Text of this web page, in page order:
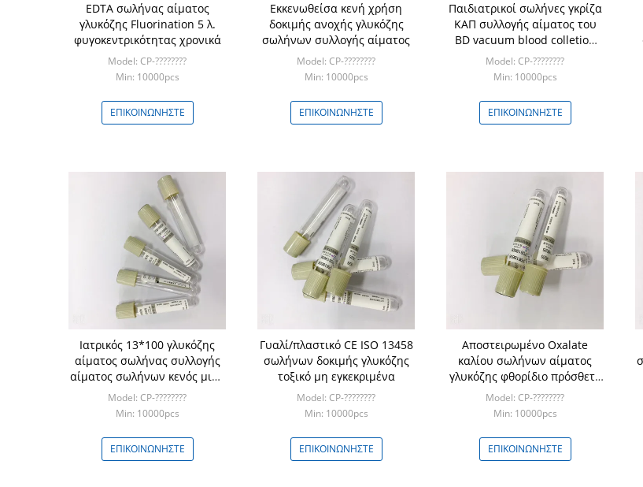
EDTA σωλήνας αίματος
γλυκόζης Fluorination 5 λ.
φυγοκεντρικότητας χρονικά
Model: CP-????????
Min: 10000pcs
ΕΠΙΚΟΙΝΩΝΉΣΤΕ
Εκκενωθείσα κενή χρήση
δοκιμής ανοχής γλυκόζης
σωλήνων συλλογής αίματος
Model: CP-????????
Min: 10000pcs
ΕΠΙΚΟΙΝΩΝΉΣΤΕ
Παιδιατρικοί σωλήνες γκρίζα
ΚΑΠ συλλογής αίματος του
BD vacuum blood colletion
tube ζάχαρης αίματος
Model: CP-????????
Min: 10000pcs
ΕΠΙΚΟΙΝΩΝΉΣΤΕ
Ιατρικός 13*100 γλυκόζης
αίματος σωλήνας συλλογής
αίματος σωλήνων κενός μιάς
χρήσεως
Model: CP-????????
Min: 10000pcs
ΕΠΙΚΟΙΝΩΝΉΣΤΕ
Γυαλί/πλαστικό CE ISO 13458
σωλήνων δοκιμής γλυκόζης
τοξικό μη εγκεκριμένα
Model: CP-????????
Min: 10000pcs
ΕΠΙΚΟΙΝΩΝΉΣΤΕ
Αποστειρωμένο Oxalate
καλίου σωλήνων αίματος
γλυκόζης φθορίδιο πρόσθετο
16*100ml νατρίου
Model: CP-????????
Min: 10000pcs
ΕΠΙΚΟΙΝΩΝΉΣΤΕ